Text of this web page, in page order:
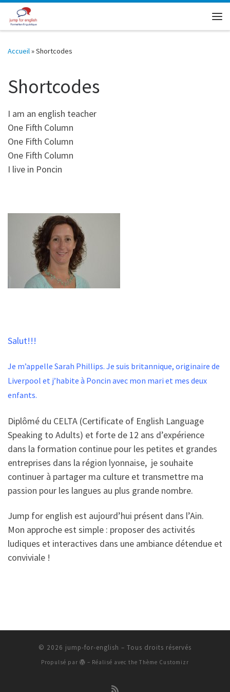
Skip to content
Accueil»Shortcodes
Shortcodes
I am an english teacher
One Fifth Column
One Fifth Column
One Fifth Column
I live in Poncin
Salut!!!
Je m’appelle Sarah Phillips. Je suis britannique, originaire de
Liverpool et j’habite à Poncin avec mon mari et mes deux
enfants.
Diplômé du CELTA (Certificate of English Language
Speaking to Adults) et forte de 12 ans d’expérience
dans la formation continue pour les petites et grandes
entreprises dans la région lyonnaise, je souhaite
continuer à partager ma culture et transmettre ma
passion pour les langues au plus grande nombre.
Jump for english est aujourd’hui présent dans l’Ain.
Mon approche est simple : proposer des activités
ludiques et interactives dans une ambiance détendue et
conviviale !
© 2026 jump-for-english – Tous droits réservés
Propulsé par – Réalisé avec the Thème Customizr